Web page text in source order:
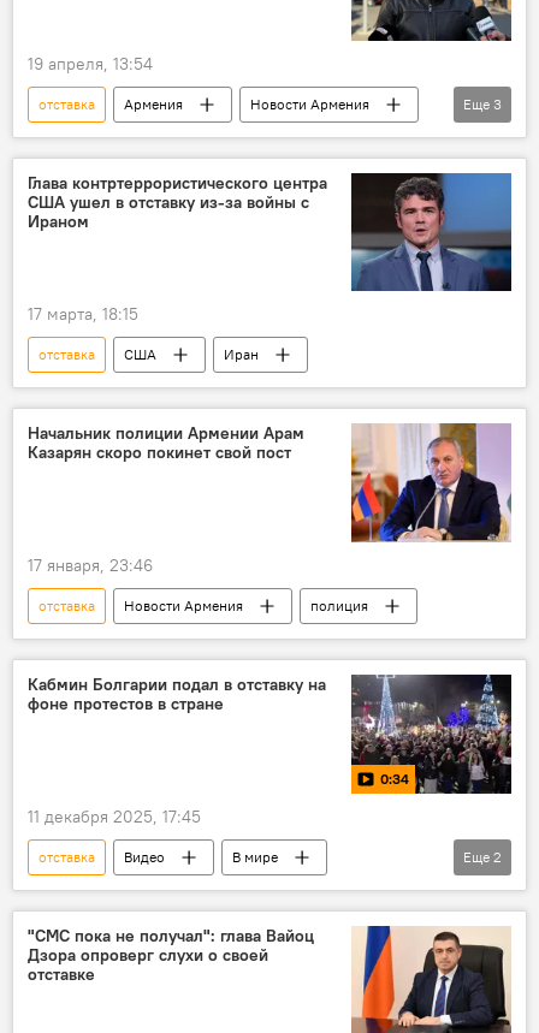
19 апреля, 13:54
отставка Армения
Новости Армения
Политика
Общество
Еще 3
Глава контртеррористического центра
США ушел в отставку из-за войны с
Ираном
17 марта, 18:15
отставка США Иран
Начальник полиции Армении Арам
Казарян скоро покинет свой пост
17 января, 23:46
отставка Новости Армения полиция
Кабмин Болгарии подал в отставку на
фоне протестов в стране
0:34
11 декабря 2025, 17:45
отставка Видео
В мире
Болгария
кабмин протесты
Еще 2
"СМС пока не получал": глава Вайоц
Дзора опроверг слухи о своей
отставке